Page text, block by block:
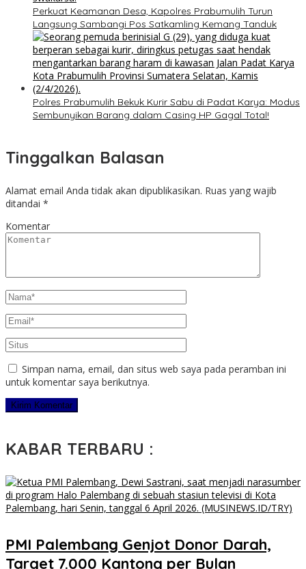
Perkuat Keamanan Desa, Kapolres Prabumulih Turun
Langsung Sambangi Pos Satkamling Kemang Tanduk
Polres Prabumulih Bekuk Kurir Sabu di Padat Karya: Modus
Sembunyikan Barang dalam Casing HP Gagal Total!
Tinggalkan Balasan
Alamat email Anda tidak akan dipublikasikan. Ruas yang wajib
ditandai *
Komentar
Simpan nama, email, dan situs web saya pada peramban ini
untuk komentar saya berikutnya.
KABAR TERBARU :
PMI Palembang Genjot Donor Darah,
Target 7.000 Kantong per Bulan